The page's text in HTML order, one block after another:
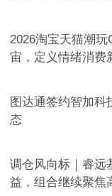
2026淘宝天猫潮
宙，定义情绪消费
图达通签约智加科
态
调仓风向标｜睿远
益，组合继续聚焦